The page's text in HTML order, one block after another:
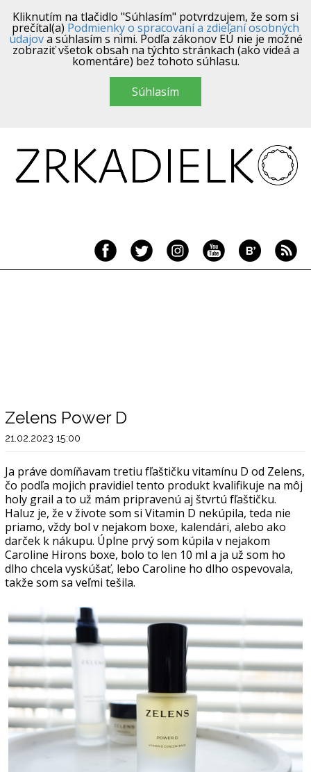
Kliknutím na tlačidlo "Súhlasím" potvrdzujem, že som si
prečítal(a) Podmienky o spracovaní a zdieľaní osobných
údajova súhlasím s nimi. Podľa zákonov EÚ nie je možné
zobraziť všetok obsah na týchto stránkach (ako videá a
komentáre) bez tohoto súhlasu.
Súhlasím
Zelens Power D
21.02.2023 15:00
Ja práve domíňavam tretiu fľaštičku vitamínu D od Zelens,
čo podľa mojich pravidiel tento produkt kvalifikuje na môj
holy grail a to už mám pripravenú aj štvrtú fľaštičku.
Haluz je, že v živote som si Vitamin D nekúpila, teda nie
priamo, vždy bol v nejakom boxe, kalendári, alebo ako
darček k nákupu. Úplne prvý som kúpila v nejakom
Caroline Hirons boxe, bolo to len 10 ml a ja už som ho
dlho chcela vyskúšať, lebo Caroline ho dlho ospevovala,
takže som sa veľmi tešila.